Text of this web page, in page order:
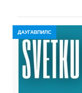
ДАУГАВПИЛС